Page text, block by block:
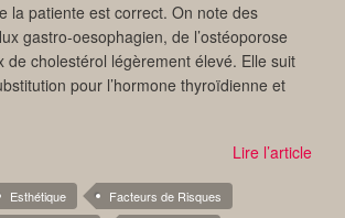
la patiente est correct. On note des
gastro-oesophagien, de l’ostéoporose
de cholestérol légèrement élevé. Elle suit
pour l’hormone thyroïdienne et
Lire l’article
Esthétique
Facteurs de Risques